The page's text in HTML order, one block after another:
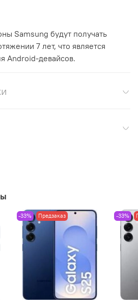
Samsung будут получать
7 лет, что является
Android-девайсов.
-33% Предзаказ -33%